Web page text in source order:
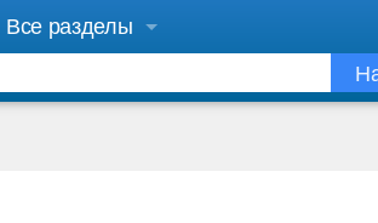
Все разделы